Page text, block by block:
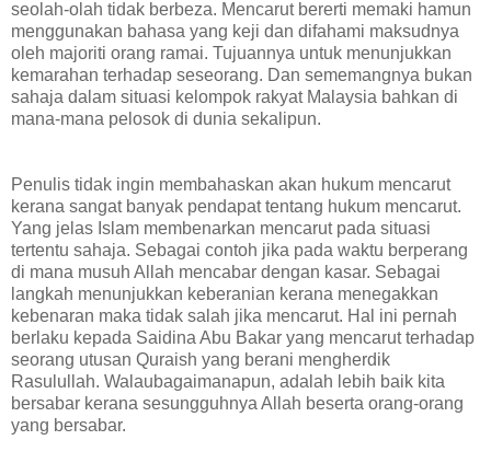
seolah-olah tidak berbeza. Mencarut bererti memaki hamun
menggunakan bahasa yang keji dan difahami maksudnya
oleh majoriti orang ramai. Tujuannya untuk menunjukkan
kemarahan terhadap seseorang. Dan sememangnya bukan
sahaja dalam situasi kelompok rakyat Malaysia bahkan di
mana-mana pelosok di dunia sekalipun.
Penulis tidak ingin membahaskan akan hukum mencarut
kerana sangat banyak pendapat tentang hukum mencarut.
Yang jelas Islam membenarkan mencarut pada situasi
tertentu sahaja. Sebagai contoh jika pada waktu berperang
di mana musuh Allah mencabar dengan kasar. Sebagai
langkah menunjukkan keberanian kerana menegakkan
kebenaran maka tidak salah jika mencarut. Hal ini pernah
berlaku kepada Saidina Abu Bakar yang mencarut terhadap
seorang utusan Quraish yang berani mengherdik
Rasulullah. Walaubagaimanapun, adalah lebih baik kita
bersabar kerana sesungguhnya Allah beserta orang-orang
yang bersabar.